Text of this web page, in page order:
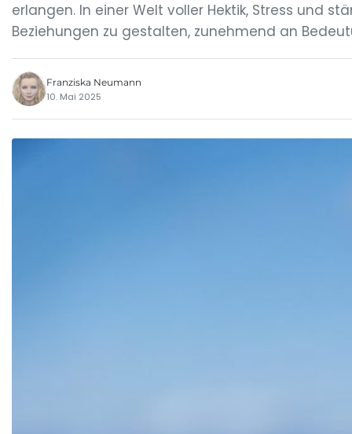
erlangen. In einer Welt voller Hektik, Stress und
Beziehungen zu gestalten, zunehmend an
Franziska Neumann
10. Mai 2025